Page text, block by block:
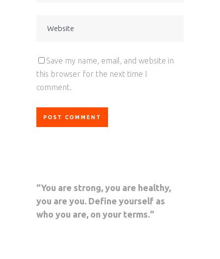
Save my name, email, and website in
this browser for the next time I
comment.
“You are strong, you are healthy,
you are you. Define yourself as
who you are, on your terms.“